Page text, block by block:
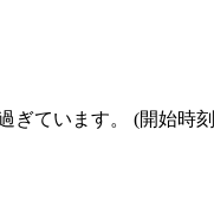
ぎています。 (開始時